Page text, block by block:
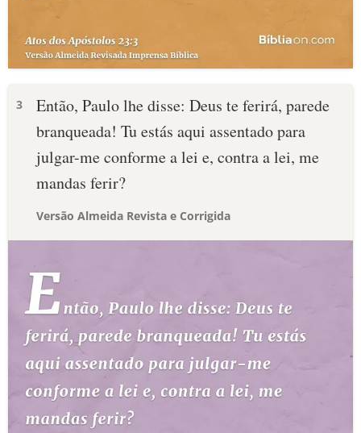
3
Então, Paulo lhe disse: Deus te ferirá, parede
branqueada! Tu estás aqui assentado para
julgar-me conforme a lei e, contra a lei, me
mandas ferir?
Versão Almeida Revista e Corrigida